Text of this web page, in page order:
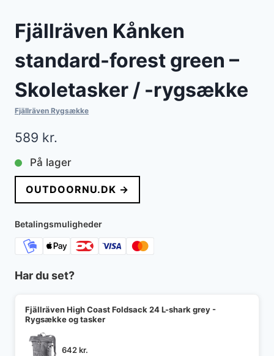
Fjällräven Kånken
standard-forest green –
Skoletasker / -rygsække
Fjällräven Rygsække
589 kr.
På lager
OUTDOORNU.DK →
Betalingsmuligheder
Har du set?
Fjällräven High Coast Foldsack 24 L-shark grey -
Rygsække og tasker
642kr.